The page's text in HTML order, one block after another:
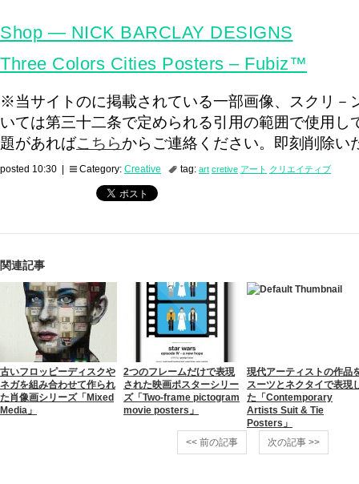
Shop — NICK BARCLAY DESIGNS
Three Colors Cities Posters – Fubiz™
※当サイトのに掲載されている一部画像、スクリ－
いては第三十二条で定められる引用の範囲で使用し
題があればこちらからご連絡ください。即刻削除い
posted 10:30 | Category: Creative tag: art cretive アート クリエイティブ
関連記事
古いフロッピーディスクや
ネガを組み合わせて作られ
た肖像画シリーズ「Mixed
Media」
2つのフレームだけで表現
された映画ポスターシリー
ズ「Two-frame pictogram
movie posters」
現代アーティストの作品
スーツとネクタイで表現
た「Contemporary
Artists Suit & Tie
Posters」
<< 前の記事
次の記事 >>